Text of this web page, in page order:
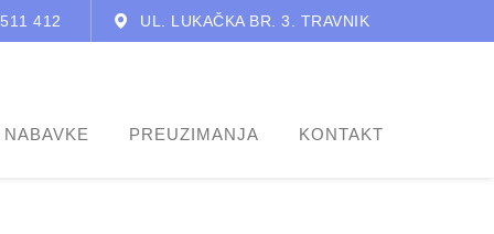
412 UL. LUKAČKA BR. 3. TRAVNIK
PREUZIMANJA KONTAKT